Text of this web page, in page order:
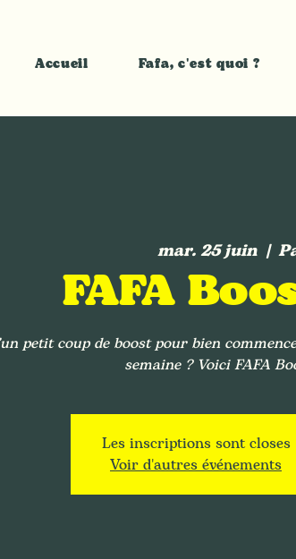
Accueil Fafa, c'est quoi ?
mar. 25 juin
  |
FAFA
petit coup de boost pour bien
semaine ? Voici FAFA
Les inscriptions sont closes
Voir d'autres événements